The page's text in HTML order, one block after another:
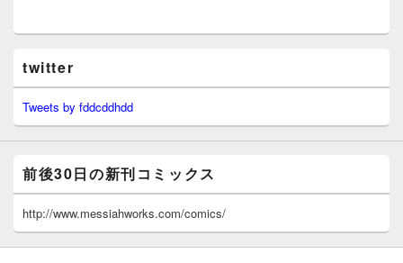
twitter
Tweets by fddcddhdd
前後30日の新刊コミックス
http://www.messiahworks.com/comics/